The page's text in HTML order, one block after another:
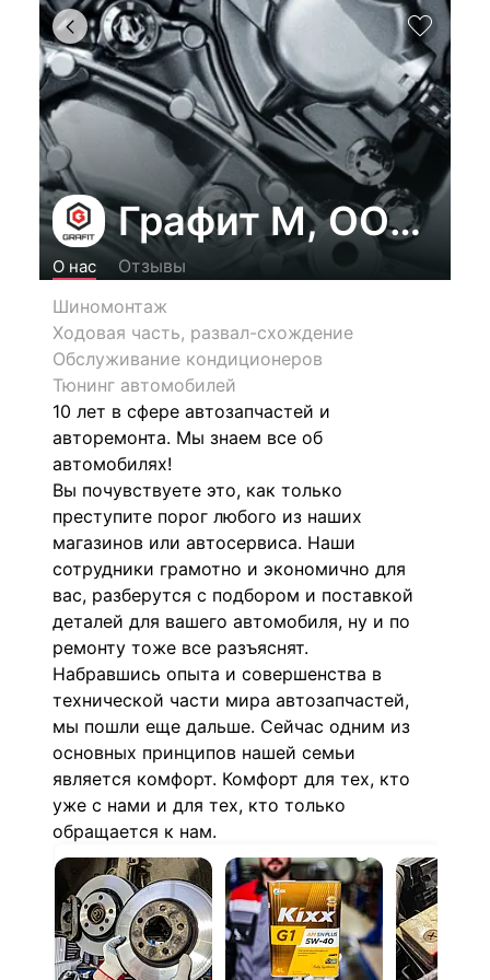
Графит М, ООО
О нас
Отзывы
Шиномонтаж
Ходовая часть, развал-схождение
Обслуживание кондиционеров
Тюнинг автомобилей
10 лет в сфере автозапчастей и
авторемонта. Мы знаем все об
автомобилях!
Вы почувствуете это, как только
преступите порог любого из наших
магазинов или автосервиса. Наши
сотрудники грамотно и экономично для
вас, разберутся с подбором и поставкой
деталей для вашего автомобиля, ну и по
ремонту тоже все разъяснят.
Набравшись опыта и совершенства в
технической части мира автозапчастей,
мы пошли еще дальше. Сейчас одним из
основных принципов нашей семьи
является комфорт. Комфорт для тех, кто
уже с нами и для тех, кто только
обращается к нам.